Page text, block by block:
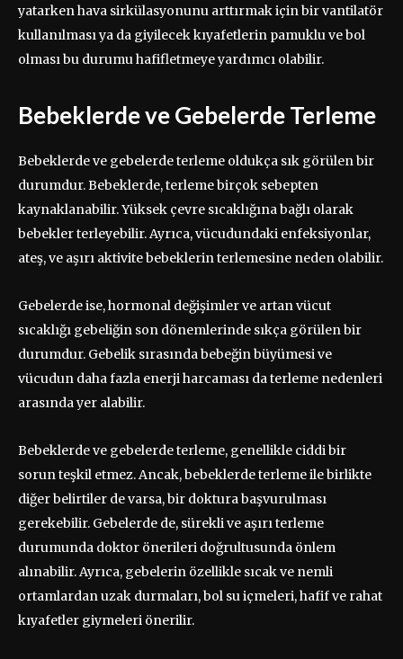
yatarken hava sirkülasyonunu arttırmak için bir vantilatör
kullanılması ya da giyilecek kıyafetlerin pamuklu ve bol
olması bu durumu hafifletmeye yardımcı olabilir.
Bebeklerde ve Gebelerde Terleme
Bebeklerde ve gebelerde terleme oldukça sık görülen bir
durumdur. Bebeklerde, terleme birçok sebepten
kaynaklanabilir. Yüksek çevre sıcaklığına bağlı olarak
bebekler terleyebilir. Ayrıca, vücudundaki enfeksiyonlar,
ateş, ve aşırı aktivite bebeklerin terlemesine neden olabilir.
Gebelerde ise, hormonal değişimler ve artan vücut
sıcaklığı gebeliğin son dönemlerinde sıkça görülen bir
durumdur. Gebelik sırasında bebeğin büyümesi ve
vücudun daha fazla enerji harcaması da terleme nedenleri
arasında yer alabilir.
Bebeklerde ve gebelerde terleme, genellikle ciddi bir
sorun teşkil etmez. Ancak, bebeklerde terleme ile birlikte
diğer belirtiler de varsa, bir doktura başvurulması
gerekebilir. Gebelerde de, sürekli ve aşırı terleme
durumunda doktor önerileri doğrultusunda önlem
alınabilir. Ayrıca, gebelerin özellikle sıcak ve nemli
ortamlardan uzak durmaları, bol su içmeleri, hafif ve rahat
kıyafetler giymeleri önerilir.